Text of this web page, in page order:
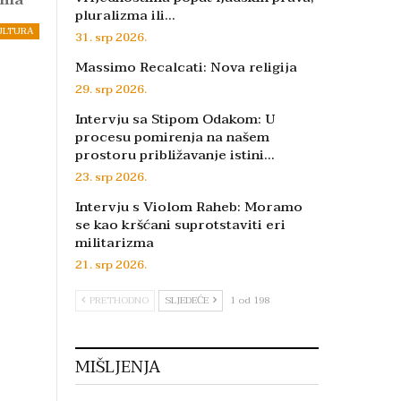
pluralizma ili…
31. srp 2026.
Massimo Recalcati: Nova religija
29. srp 2026.
Intervju sa Stipom Odakom: U
procesu pomirenja na našem
prostoru približavanje istini…
23. srp 2026.
Intervju s Violom Raheb: Moramo
se kao kršćani suprotstaviti eri
militarizma
21. srp 2026.
PRETHODNO SLJEDEĆE 1 od 198
MIŠLJENJA